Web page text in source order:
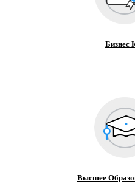
Бизнес
Высшее